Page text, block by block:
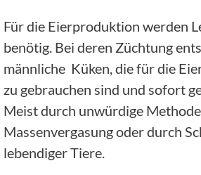
Für die Eierproduktion werden
benötig. Bei deren Züchtung
männliche Küken, die für die
zu gebrauchen sind und sofort
Meist durch unwürdige
Massenvergasung oder durch
lebendiger Tiere.